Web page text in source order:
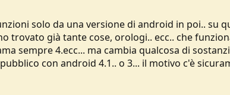
solo da una versione di android in poi.. su
trovato già tante cose, orologi.. ecc.. che
sempre 4.ecc... ma cambia qualcosa di
con android 4.1.. o 3... il motivo c'è